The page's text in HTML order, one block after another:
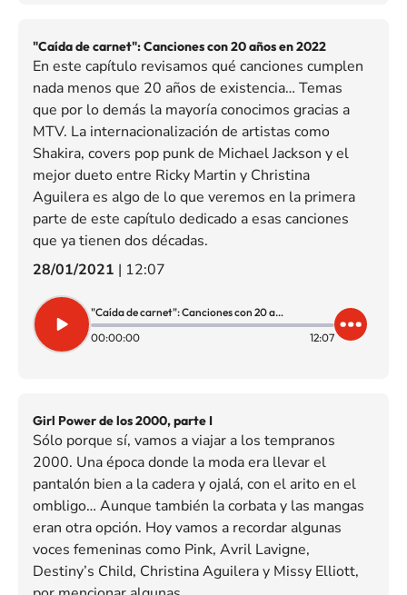
"Caída de carnet": Canciones con 20 años en 2022
En este capítulo revisamos qué canciones cumplen
nada menos que 20 años de existencia… Temas
que por lo demás la mayoría conocimos gracias a
MTV. La internacionalización de artistas como
Shakira, covers pop punk de Michael Jackson y el
mejor dueto entre Ricky Martin y Christina
Aguilera es algo de lo que veremos en la primera
parte de este capítulo dedicado a esas canciones
que ya tienen dos décadas.
28/01/2021 | 12:07
"Caída de carnet": Canciones con 20 años en 2022
00:00:00
12:07
Girl Power de los 2000, parte I
Sólo porque sí, vamos a viajar a los tempranos
2000. Una época donde la moda era llevar el
pantalón bien a la cadera y ojalá, con el arito en el
ombligo… Aunque también la corbata y las mangas
eran otra opción. Hoy vamos a recordar algunas
voces femeninas como Pink, Avril Lavigne,
Destiny’s Child, Christina Aguilera y Missy Elliott,